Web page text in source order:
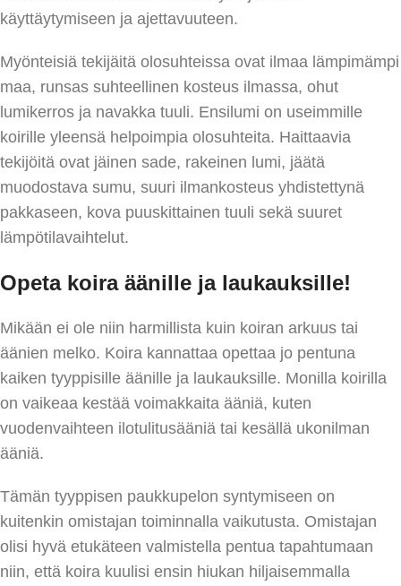
käyttäytymiseen ja ajettavuuteen.
Myönteisiä tekijäitä olosuhteissa ovat ilmaa lämpimämpi
maa, runsas suhteellinen kosteus ilmassa, ohut
lumikerros ja navakka tuuli. Ensilumi on useimmille
koirille yleensä helpoimpia olosuhteita. Haittaavia
tekijöitä ovat jäinen sade, rakeinen lumi, jäätä
muodostava sumu, suuri ilmankosteus yhdistettynä
pakkaseen, kova puuskittainen tuuli sekä suuret
lämpötilavaihtelut.
Opeta koira äänille ja laukauksille!
Mikään ei ole niin harmillista kuin koiran arkuus tai
äänien melko. Koira kannattaa opettaa jo pentuna
kaiken tyyppisille äänille ja laukauksille. Monilla koirilla
on vaikeaa kestää voimakkaita ääniä, kuten
vuodenvaihteen ilotulitusääniä tai kesällä ukonilman
ääniä.
Tämän tyyppisen paukkupelon syntymiseen on
kuitenkin omistajan toiminnalla vaikutusta. Omistajan
olisi hyvä etukäteen valmistella pentua tapahtumaan
niin, että koira kuulisi ensin hiukan hiljaisemmalla